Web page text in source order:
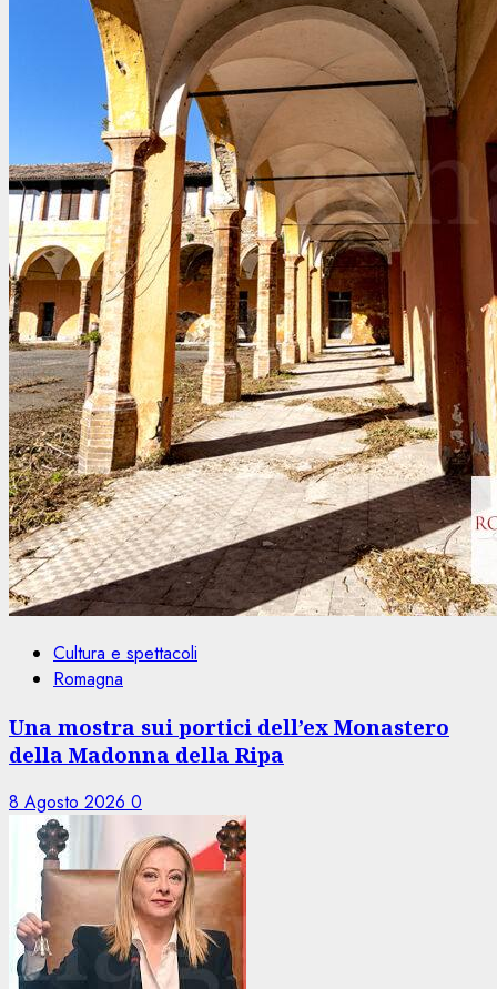
Cultura e spettacoli
Romagna
Una mostra sui portici dell’ex Monastero
della Madonna della Ripa
8 Agosto 2026 0